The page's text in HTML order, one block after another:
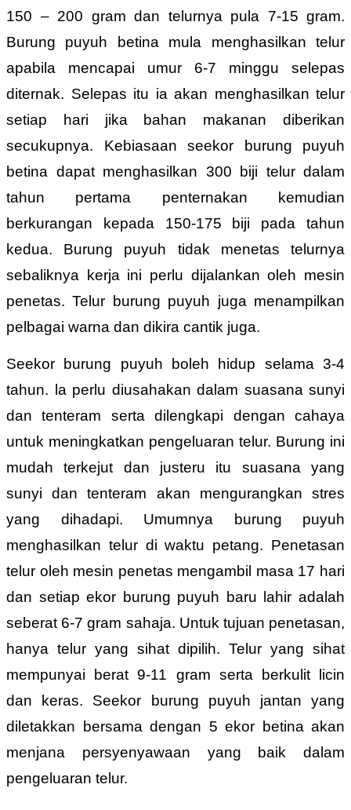
150 – 200 gram dan telurnya pula 7-15 gram.
Burung puyuh betina mula menghasilkan telur
apabila mencapai umur 6-7 minggu selepas
diternak. Selepas itu ia akan menghasilkan telur
setiap hari jika bahan makanan diberikan
secukupnya. Kebiasaan seekor burung puyuh
betina dapat menghasilkan 300 biji telur dalam
tahun pertama penternakan kemudian
berkurangan kepada 150-175 biji pada tahun
kedua. Burung puyuh tidak menetas telurnya
sebaliknya kerja ini perlu dijalankan oleh mesin
penetas. Telur burung puyuh juga menampilkan
pelbagai warna dan dikira cantik juga.
Seekor burung puyuh boleh hidup selama 3-4
tahun. la perlu diusahakan dalam suasana sunyi
dan tenteram serta dilengkapi dengan cahaya
untuk meningkatkan pengeluaran telur. Burung ini
mudah terkejut dan justeru itu suasana yang
sunyi dan tenteram akan mengurangkan stres
yang dihadapi. Umumnya burung puyuh
menghasilkan telur di waktu petang. Penetasan
telur oleh mesin penetas mengambil masa 17 hari
dan setiap ekor burung puyuh baru lahir adalah
seberat 6-7 gram sahaja. Untuk tujuan penetasan,
hanya telur yang sihat dipilih. Telur yang sihat
mempunyai berat 9-11 gram serta berkulit licin
dan keras. Seekor burung puyuh jantan yang
diletakkan bersama dengan 5 ekor betina akan
menjana persyenyawaan yang baik dalam
pengeluaran telur.